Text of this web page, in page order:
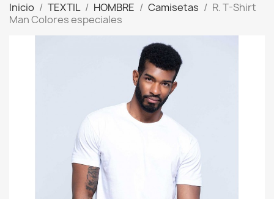
Inicio TEXTIL HOMBRE Camisetas
R. T-Shirt
Man Colores especiales